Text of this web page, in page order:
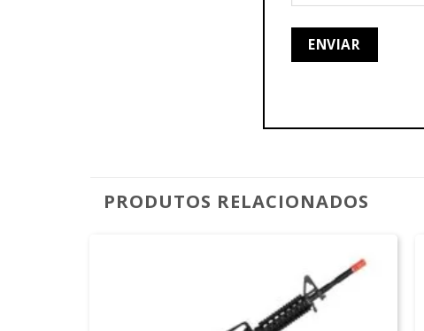
PRODUTOS RELACIONADOS